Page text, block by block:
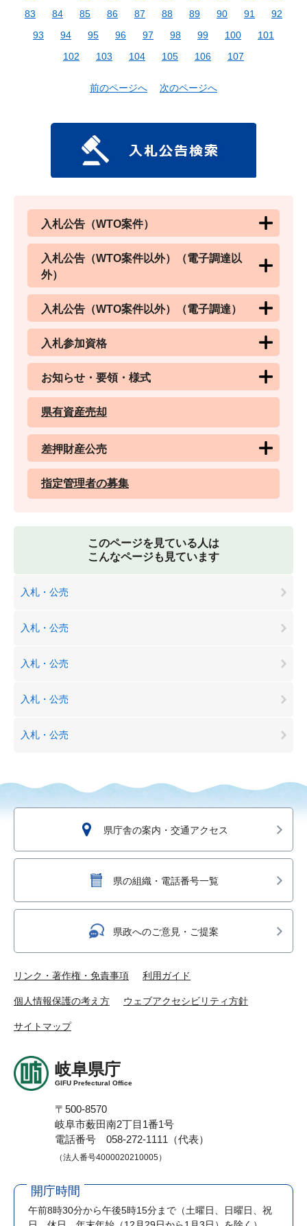
83
84 85 86 87 88 89 90 91
92
93
94 95 96 97 98 99 100
101
102
103 104 105 106 107
前のページへ 次のページへ
入札公告（WTO案件）
入札公告（WTO案件以外）（電子調達以
外）
入札公告（WTO案件以外）（電子調達）
入札参加資格
お知らせ・要領・様式
県有資産売却
差押財産公売
指定管理者の募集
このページを見ている人は
こんなページも見ています
入札・公売
入札・公売
入札・公売
入札・公売
入札・公売
県庁舎の案内・交通アクセス
県の組織・電話番号一覧
県政へのご意見・ご提案
リンク・著作権・免責事項 利用ガイド
個人情報保護の考え方 ウェブアクセシビリティ方針
サイトマップ
岐阜県庁
GIFU Prefectural Office
〒500-8570
岐阜市薮田南2丁目1番1号
電話番号 058-272-1111（代表）
（法人番号4000020210005）
開庁時間
午前8時30分から午後5時15分まで （土曜日、日曜日、祝